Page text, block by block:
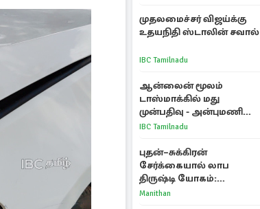
முதலமைச்சர் விஜய்க்கு
உதயநிதி ஸ்டாலின் சவால்
IBC Tamilnadu
ஆன்லைன் மூலம்
டாஸ்மாக்கில் மது
முன்பதிவு - அன்புமணி
ராமதாஸ் எதிர்ப்பு
IBC Tamilnadu
புதன்–சுக்கிரன்
சேர்க்கையால் லாப
திருஷ்டி யோகம்:
அதிர்ஷ்டம் பெறும் டாப் 3
Manithan